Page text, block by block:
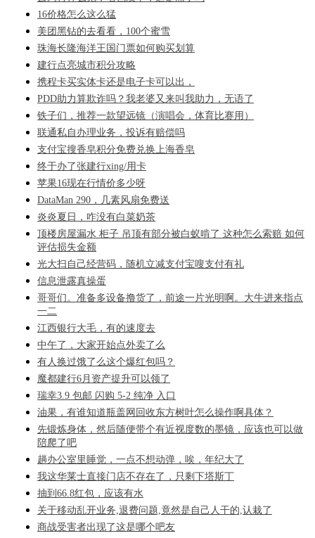
16价格怎么这么猛
美团黑钻的去看看，100个蜜雪
珠海长隆海洋王国门票如何购买划算
建行点亮城市积分攻略
携程卡买实体卡还是电子卡可以出，
PDD助力算欺诈吗？我老婆又来叫我助力，无语了
铁子们，推荐一款望远镜（演唱会，体育比赛用）
联通私自办理业务，投诉有赔偿吗
支付宝搜香皂积分免费兑换上海香皂
终于办了张建行xing/用卡
苹果16现在行情价多少呀
DataMan 290，几素风扇免费送
炎炎夏日，咋没有白菜奶茶
顶楼房屋漏水 柜子 吊顶有部分被白蚁啃了 这种怎么索赔 如何
评估损失金额
光大扫自己经营码，随机立减支付宝嗖支付有礼
信息泄露真操蛋
哥哥们。准备多设备撸货了，前途一片光明啊。大牛进来指点
一二
江西银行大毛，有的速度去
中午了，大家开始点外卖了么
有人换过饿了么这个爆红包吗？
魔都建行6月资产提升可以领了
瑞幸3.9 包邮 闪购 5-2 纯净 入口
油果，有谁知道瓶盖网回收东方树叶怎么操作啊具体？
先锻炼身体，然后随便带个有近视度数的墨镜，应该也可以做
陪爬了吧
趟办公室里睡觉，一点不想动弹，唉，年纪大了
我这华莱士直接门店不存在了，只剩下塔斯丁
抽到66.8红包，应该有水
关于移动乱开业务,退费问题,竟然是自己人干的,认栽了
商战受害者出现了这是哪个吧友